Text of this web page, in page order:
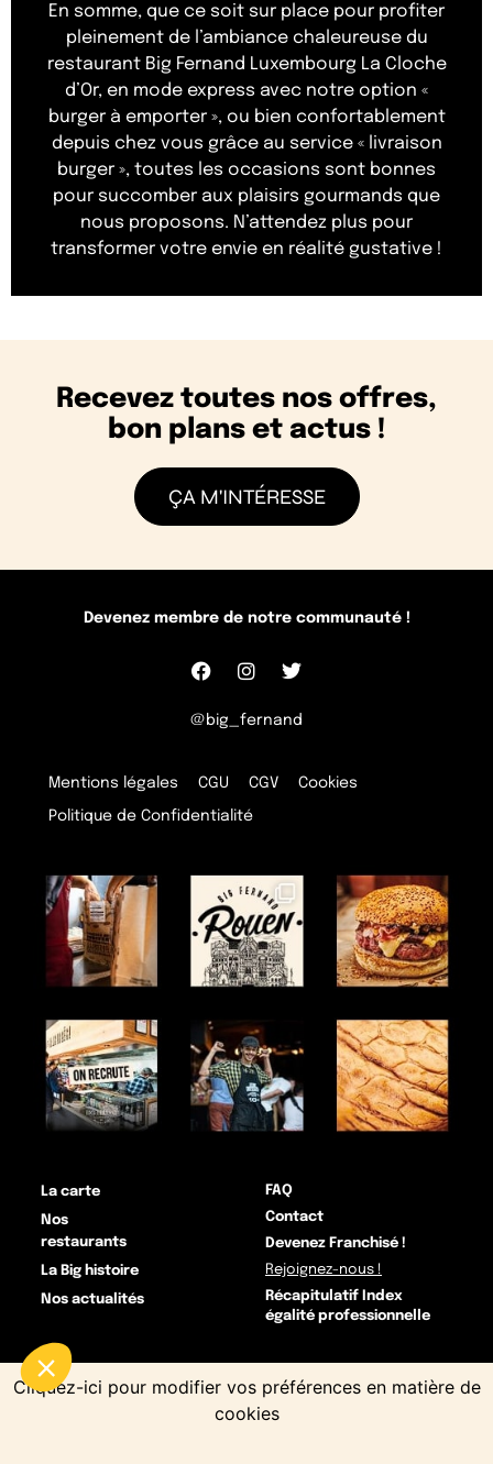
En somme, que ce soit sur place pour profiter
pleinement de l’ambiance chaleureuse du
restaurant Big Fernand Luxembourg La Cloche
d’Or, en mode express avec notre option «
burger à emporter », ou bien confortablement
depuis chez vous grâce au service « livraison
burger », toutes les occasions sont bonnes
pour succomber aux plaisirs gourmands que
nous proposons. N’attendez plus pour
transformer votre envie en réalité gustative !
Recevez toutes nos offres,
bon plans et actus !
ÇA M'INTÉRESSE
Devenez membre de notre communauté !
@big_fernand
Mentions légales CGU CGV Cookies
Politique de Confidentialité
La carte
Nos
restaurants
La Big histoire
Nos actualités
FAQ
Contact
Devenez Franchisé !
Rejoignez-nous !
Récapitulatif Index
égalité professionnelle
Cliquez-ici pour modifier vos préférences en matière de
cookies